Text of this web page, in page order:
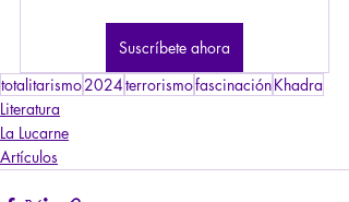
Suscríbete ahora
totalitarismo2024terrorismofascinaciónKhadra
Literatura
La Lucarne
Artículos